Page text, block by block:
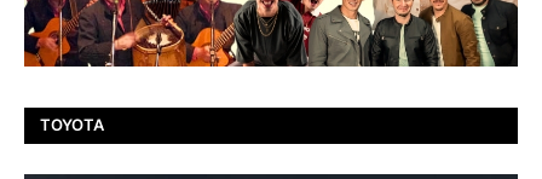
TOYOTA